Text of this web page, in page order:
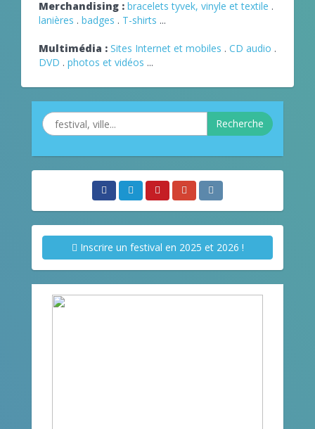
Merchandising : bracelets tyvek, vinyle et textile .
lanières . badges . T-shirts ...
Multimédia : Sites Internet et mobiles . CD audio .
DVD . photos et vidéos ...
Recherche
Inscrire un festival en 2025 et 2026 !